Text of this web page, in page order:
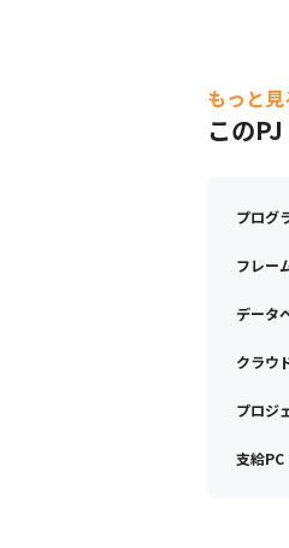
もっと見
この
プログ
フレー
データ
クラウ
プロジ
支給PC